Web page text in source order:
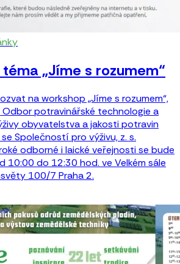
„Jíme s rozumem“
na workshop „Jíme s rozumem“,
potravinářské technologie a
obyvatelstva a jakosti potravin
Společností pro výživu, z. s.
odborné i laické veřejnosti se bude
10:00 do 12:30 hod. ve Velkém sále
100/7 Praha 2.